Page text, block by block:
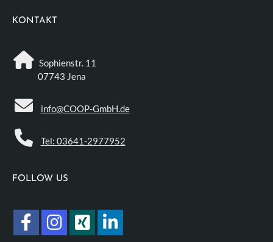
KONTAKT
Sophienstr. 11
07743 Jena
info@COOP-GmbH.de
Tel: 03641-2977952
FOLLOW US